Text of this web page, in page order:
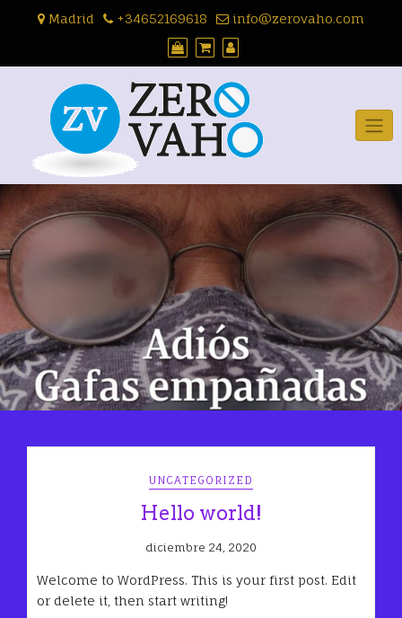
Madrid +34652169618 info@zerovaho.com
UNCATEGORIZED
Hello world!
diciembre 24, 2020
Welcome to WordPress. This is your first post. Edit
or delete it, then start writing!